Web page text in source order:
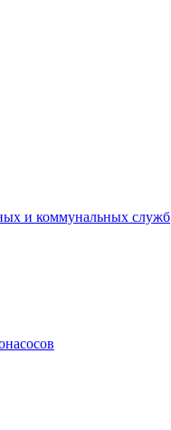
и коммунальных служб